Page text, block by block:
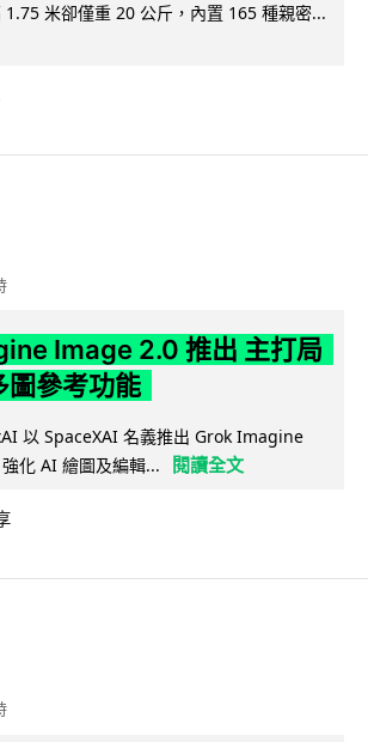
1.75 米卻僅重 20 公斤，內置 165 種親密...
Image 2.0 推出 主打局
圖參考功能
以 SpaceXAI 名義推出 Grok Imagine
化 AI 繪圖及編輯...
閱讀全文